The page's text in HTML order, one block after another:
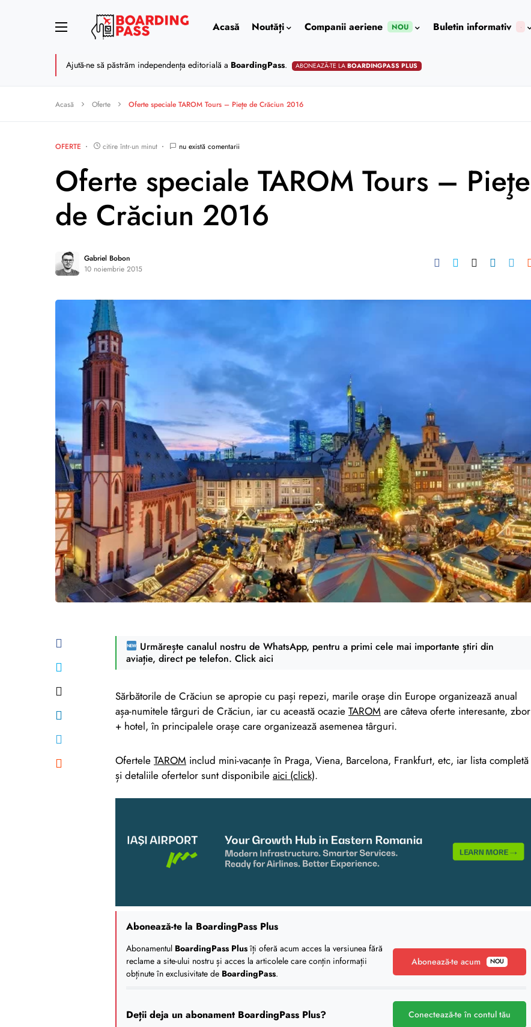
Acasă Noutăți Companii aeriene NOU Buletin informativ
Ajută-ne să păstrăm independența editorială a BoardingPass. ABONEAZĂ-TE LABOARDINGPASS PLUS
Acasă Oferte Oferte speciale TAROM Tours – Pieţe de Crăciun 2016
OFERTE citire într-un minut nu există comentarii
Oferte speciale TAROM Tours – Pieţe
de Crăciun 2016
Gabriel Bobon
10 noiembrie 2015
Urmărește canalul nostru de WhatsApp, pentru a primi cele mai importante știri din
aviație, direct pe telefon. Click aici
Sărbătorile de Crăciun se apropie cu pași repezi, marile orașe din Europe organizează anual
așa-numitele târguri de Crăciun, iar cu această ocazie TAROM are câteva oferte interesante, zbor
+ hotel, în principalele orașe care organizează asemenea târguri.
Ofertele TAROM includ mini-vacanțe în Praga, Viena, Barcelona, Frankfurt, etc, iar lista completă
și detaliile ofertelor sunt disponibile aici (click).
Abonează-te la BoardingPass Plus
Abonamentul BoardingPass Plusîți oferă acum acces la versiunea fără
reclame a site-ului nostru și acces la articolele care conțin informații
obținute în exclusivitate de BoardingPass.
Abonează-te acum NOU
Deții deja un abonament BoardingPass Plus? Conectează-te în contul tău